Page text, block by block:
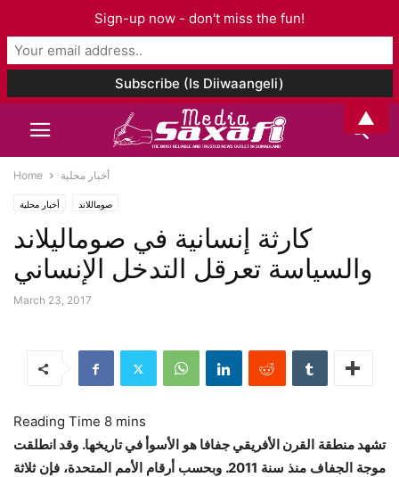
Home أخبار محلية
أخبار محلية صوماللاند
كارثة إنسانية في صوماليلاند
والسياسة تعرقل التدخل الإنساني
March 23, 2017
تشهد منطقة القرن الأفريقي جفافا هو الأسوأ في تاريخها. وقد انطلقت
موجة الجفاف منذ سنة 2011. وبحسب أرقام الأمم المتحدة، فإن ثلاثة
Sign-up now - don't miss the fun!
▲